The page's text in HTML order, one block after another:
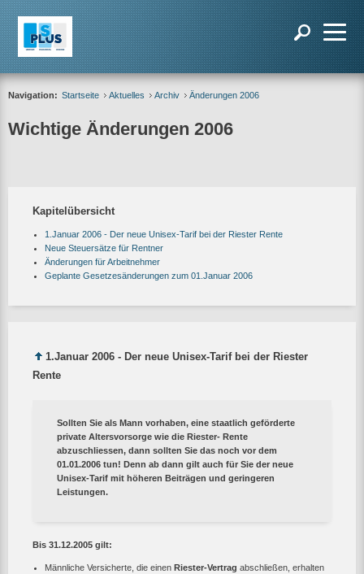
Navigation: Startseite Aktuelles Archiv Änderungen 2006
Wichtige Änderungen 2006
Kapitelübersicht
1.Januar 2006 - Der neue Unisex-Tarif bei der Riester Rente
Neue Steuersätze für Rentner
Änderungen für Arbeitnehmer
Geplante Gesetzesänderungen zum 01.Januar 2006
1.Januar 2006 - Der neue Unisex-Tarif bei der Riester
Rente
Sollten Sie als Mann vorhaben, eine staatlich geförderte
private Altersvorsorge wie die Riester- Rente
abzuschliessen, dann sollten Sie das noch vor dem
01.01.2006 tun! Denn ab dann gilt auch für Sie der neue
Unisex-Tarif mit höheren Beiträgen und geringeren
Leistungen.
Bis 31.12.2005 gilt:
Männliche Versicherte, die einen Riester-Vertrag abschließen, erhalten